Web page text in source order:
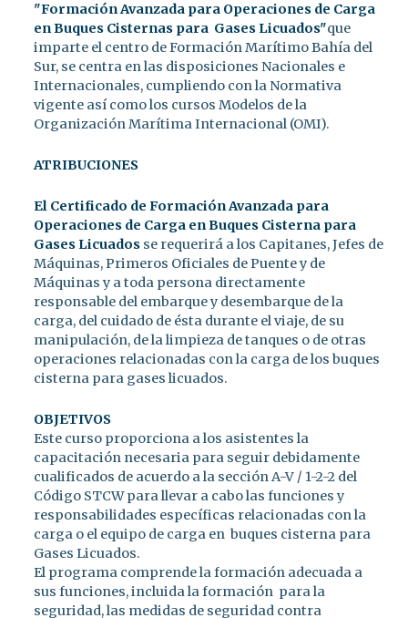
"Formación Avanzada para Operaciones de Carga
en Buques Cisternas para Gases Licuados"que
imparte el centro de Formación Marítimo Bahía del
Sur, se centra en las disposiciones Nacionales e
Internacionales, cumpliendo con la Normativa
vigente así como los cursos Modelos de la
Organización Marítima Internacional (OMI).
ATRIBUCIONES
El Certificado de Formación Avanzada para
Operaciones de Carga en Buques Cisterna para
Gases Licuados se requerirá a los Capitanes, Jefes de
Máquinas, Primeros Oficiales de Puente y de
Máquinas y a toda persona directamente
responsable del embarque y desembarque de la
carga, del cuidado de ésta durante el viaje, de su
manipulación, de la limpieza de tanques o de otras
operaciones relacionadas con la carga de los buques
cisterna para gases licuados.
OBJETIVOS
Este curso proporciona a los asistentes la
capacitación necesaria para seguir debidamente
cualificados de acuerdo a la sección A-V / 1-2-2 del
Código STCW para llevar a cabo las funciones y
responsabilidades específicas relacionadas con la
carga o el equipo de carga en buques cisterna para
Gases Licuados.
El programa comprende la formación adecuada a
sus funciones, incluida la formación para la
seguridad, las medidas de seguridad contra